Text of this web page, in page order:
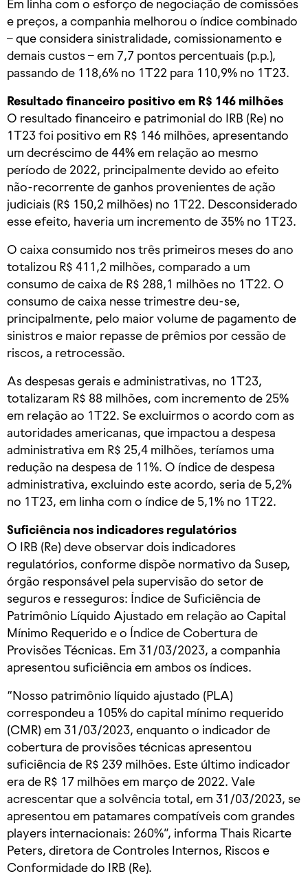
Em linha com o esforço de negociação de comissões
e preços, a companhia melhorou o índice combinado
– que considera sinistralidade, comissionamento e
demais custos – em 7,7 pontos percentuais (p.p.),
passando de 118,6% no 1T22 para 110,9% no 1T23.
Resultado financeiro positivo em R$ 146 milhões
O resultado financeiro e patrimonial do IRB (Re) no
1T23 foi positivo em R$ 146 milhões, apresentando
um decréscimo de 44% em relação ao mesmo
período de 2022, principalmente devido ao efeito
não-recorrente de ganhos provenientes de ação
judiciais (R$ 150,2 milhões) no 1T22. Desconsiderado
esse efeito, haveria um incremento de 35% no 1T23.
O caixa consumido nos três primeiros meses do ano
totalizou R$ 411,2 milhões, comparado a um
consumo de caixa de R$ 288,1 milhões no 1T22. O
consumo de caixa nesse trimestre deu-se,
principalmente, pelo maior volume de pagamento de
sinistros e maior repasse de prêmios por cessão de
riscos, a retrocessão.
As despesas gerais e administrativas, no 1T23,
totalizaram R$ 88 milhões, com incremento de 25%
em relação ao 1T22. Se excluirmos o acordo com as
autoridades americanas, que impactou a despesa
administrativa em R$ 25,4 milhões, teríamos uma
redução na despesa de 11%. O índice de despesa
administrativa, excluindo este acordo, seria de 5,2%
no 1T23, em linha com o índice de 5,1% no 1T22.
Suficiência nos indicadores regulatórios
O IRB (Re) deve observar dois indicadores
regulatórios, conforme dispõe normativo da Susep,
órgão responsável pela supervisão do setor de
seguros e resseguros: Índice de Suficiência de
Patrimônio Líquido Ajustado em relação ao Capital
Mínimo Requerido e o Índice de Cobertura de
Provisões Técnicas. Em 31/03/2023, a companhia
apresentou suficiência em ambos os índices.
“Nosso patrimônio líquido ajustado (PLA)
correspondeu a 105% do capital mínimo requerido
(CMR) em 31/03/2023, enquanto o indicador de
cobertura de provisões técnicas apresentou
suficiência de R$ 239 milhões. Este último indicador
era de R$ 17 milhões em março de 2022. Vale
acrescentar que a solvência total, em 31/03/2023, se
apresentou em patamares compatíveis com grandes
players internacionais: 260%”, informa Thais Ricarte
Peters, diretora de Controles Internos, Riscos e
Conformidade do IRB (Re).